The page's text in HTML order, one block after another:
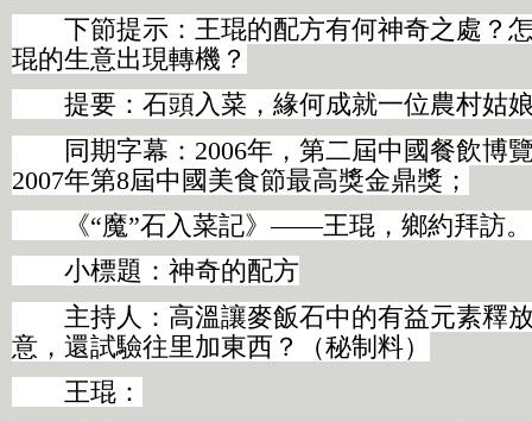
下節提示：王琨的配方有何神奇之處？
琨的生意出現轉機？
提要：石頭入菜，緣何成就一位農村姑
同期字幕：2006年，第二屆中國餐飲博
2007年第8屆中國美食節最高獎金鼎獎；
《“魔”石入菜記》——王琨，鄉約拜訪。
小標題：神奇的配方
主持人：高溫讓麥飯石中的有益元素釋
意，還試驗往里加東西？（秘制料）
王琨：